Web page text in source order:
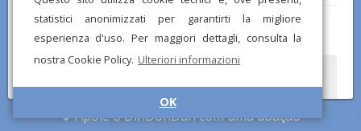
statistici anonimizzati per garantirti la migliore
esperienza d'uso. Per maggiori dettagli, consulta la
nostra Cookie Policy. Ulteriori informazioni
OK
DOM: 8:30,10:30
relatório e corrigiremos o mais rápido possível!
Apoie o DinDonDan com uma doação